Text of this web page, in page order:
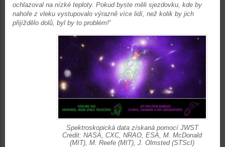
ochlazoval na nízké teploty. Pokud byste měli sjezdovku, kde by
nahoře z vleku vystupovalo výrazně více lidí, než kolik by jich
přijíždělo dolů, byl by to problém!“
Spektroskopická data získaná pomocí JWST
Credit: NASA, CXC, NRAO, ESA, M. McDonald
(MIT), M. Reefe (MIT), J. Olmsted (STScI)